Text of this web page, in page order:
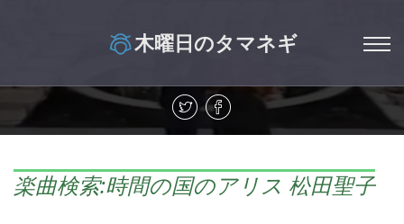
木曜日のタマネギ
楽曲検索:時間の国のアリス 松田聖子